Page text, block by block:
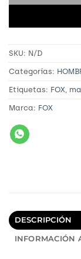
SKU: N/D
Categorías:
Etiquetas: FOX,
Marca: FOX
DESCRIPCIÓN
INFORMACIÓN